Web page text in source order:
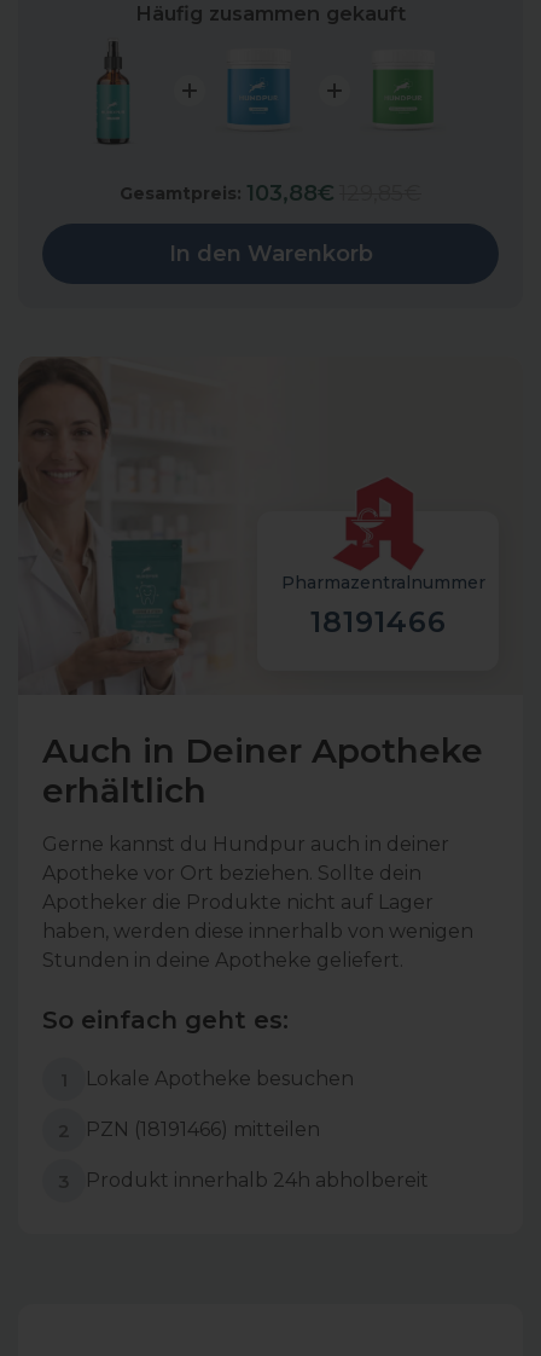
Häufig zusammen gekauft
Gesamtpreis: Sale price
103,88€
In den Warenkorb
Pharmazentralnummer
18191466
Auch in Deiner Apotheke
erhältlich
Gerne kannst du Hundpur auch in deiner
Apotheke vor Ort beziehen. Sollte dein
Apotheker die Produkte nicht auf Lager
haben, werden diese innerhalb von wenigen
Stunden in deine Apotheke geliefert.
So einfach geht es:
Lokale Apotheke besuchen
PZN (18191466) mitteilen
Produkt innerhalb 24h abholbereit